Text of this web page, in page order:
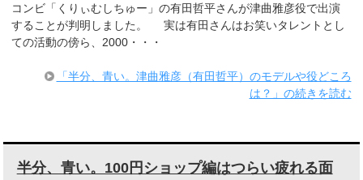
コンビ「くりぃむしちゅー」の有田哲平さんが津曲雅彦役で出演
することが判明しました。 実は有田さんはお笑いタレントとし
ての活動の傍ら、2000・・・
「半分、青い。津曲雅彦（有田哲平）のモデルや役どころ
は？」の続きを読む
半分、青い。100円ショップ編はつらい疲れる面